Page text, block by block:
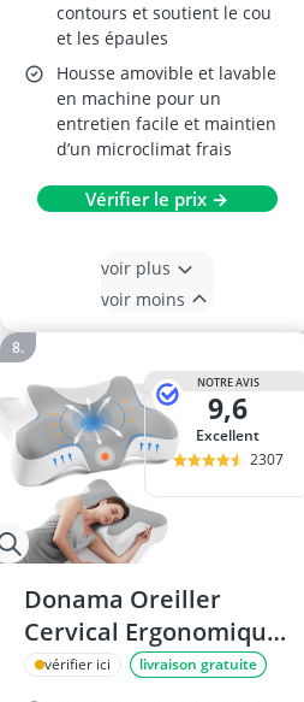
contours et soutient le cou
et les épaules
Housse amovible et lavable
en machine pour un
entretien facile et maintien
d’un microclimat frais
Vérifier le prix →
voir plus
voir moins
NOTRE AVIS
9,6
Excellent
2307
Donama Oreiller
Cervical Ergonomique
Mémoire de Forme
vérifier ici livraison gratuite